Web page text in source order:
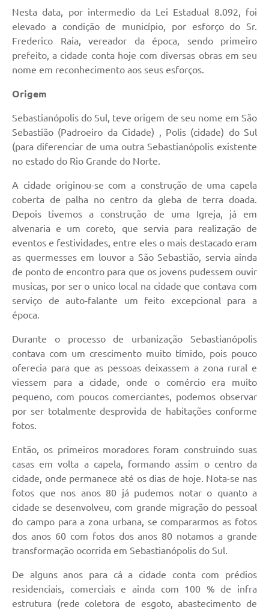
Nesta data, por intermedio da Lei Estadual 8.092, foi
elevado a condição de município, por esforço do Sr.
Frederico Raia, vereador da época, sendo primeiro
prefeito, a cidade conta hoje com diversas obras em seu
nome em reconhecimento aos seus esforços.
Origem
Sebastianópolis do Sul, teve origem de seu nome em São
Sebastião (Padroeiro da Cidade) , Polis (cidade) do Sul
(para diferenciar de uma outra Sebastianópolis existente
no estado do Rio Grande do Norte.
A cidade originou-se com a construção de uma capela
coberta de palha no centro da gleba de terra doada.
Depois tivemos a construção de uma Igreja, já em
alvenaria e um coreto, que servia para realização de
eventos e festividades, entre eles o mais destacado eram
as quermesses em louvor a São Sebastião, servia ainda
de ponto de encontro para que os jovens pudessem ouvir
musicas, por ser o unico local na cidade que contava com
serviço de auto-falante um feito excepcional para a
época.
Durante o processo de urbanização Sebastianópolis
contava com um crescimento muito tímido, pois pouco
oferecia para que as pessoas deixassem a zona rural e
viessem para a cidade, onde o comércio era muito
pequeno, com poucos comerciantes, podemos observar
por ser totalmente desprovida de habitações conforme
fotos.
Então, os primeiros moradores foram construindo suas
casas em volta a capela, formando assim o centro da
cidade, onde permanece até os dias de hoje. Nota-se nas
fotos que nos anos 80 já pudemos notar o quanto a
cidade se desenvolveu, com grande migração do pessoal
do campo para a zona urbana, se compararmos as fotos
dos anos 60 com fotos dos anos 80 notamos a grande
transformação ocorrida em Sebastianópolis do Sul.
De alguns anos para cá a cidade conta com prédios
residenciais, comerciais e ainda com 100 % de infra
estrutura (rede coletora de esgoto, abastecimento de